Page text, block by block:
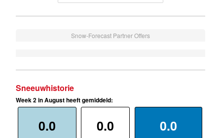
Snow-Forecast Partner Offers
Sneeuwhistorie
Week 2 in August heeft gemiddeld:
0.0 0.0 0.0